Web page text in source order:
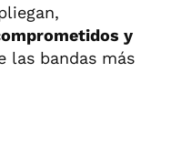
y
las bandas más